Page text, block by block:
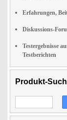
Erfahrungen,
Diskussions-
Testergebnisse
Testberichten
Produkt-